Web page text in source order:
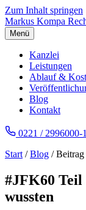
Zum Inhalt springen
Markus Kompa
Menü
Kanzlei
Leistungen
Ablauf &
Blog
Kontakt
0221 / 2996000-1
Start /Blog / Beitrag
#JFK60 Teil
wussten